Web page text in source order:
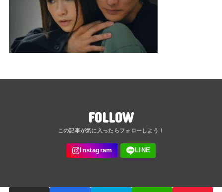
FOLLOW